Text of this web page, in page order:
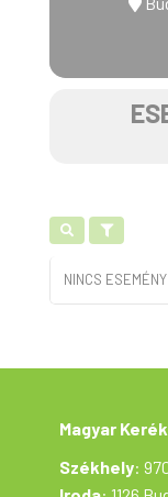
NINCS ESEMÉNY
Magyar
Székhely: